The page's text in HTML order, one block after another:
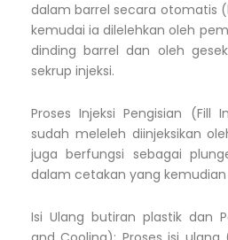
dalam barrel secara otomatis
kemudai ia dilelehkan oleh
dinding barrel dan oleh
sekrup injeksi.
Proses Injeksi Pengisian (Fill
sudah meleleh diinjeksikan
juga berfungsi sebagai
dalam cetakan yang kemudian
Isi Ulang butiran plastik dan